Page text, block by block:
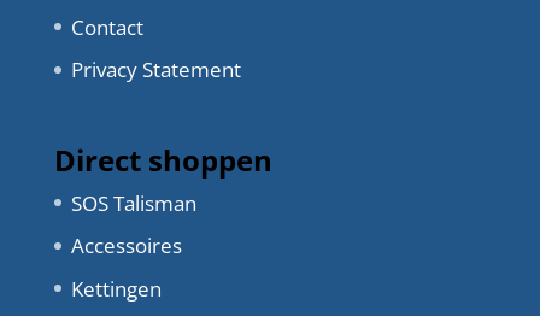
Contact
Privacy Statement
Direct shoppen
SOS Talisman
Accessoires
Kettingen